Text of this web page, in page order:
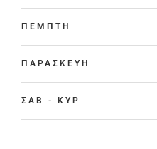
ΠΕΜΠΤΗ
ΠΑΡΑΣΚΕΥΗ
ΣΑΒ - ΚΥΡ